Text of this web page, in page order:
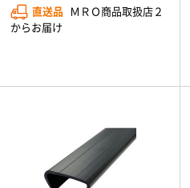
直送品 ＭＲＯ商品取扱店２
からお届け